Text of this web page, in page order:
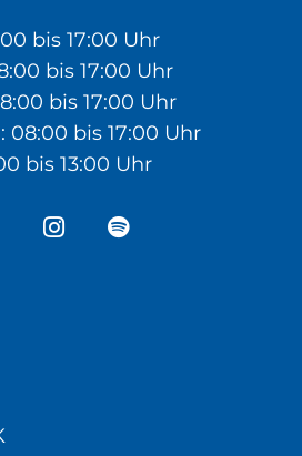
bis 17:00 Uhr
bis 17:00 Uhr
bis 17:00 Uhr
08:00 bis 17:00 Uhr
bis 13:00 Uhr